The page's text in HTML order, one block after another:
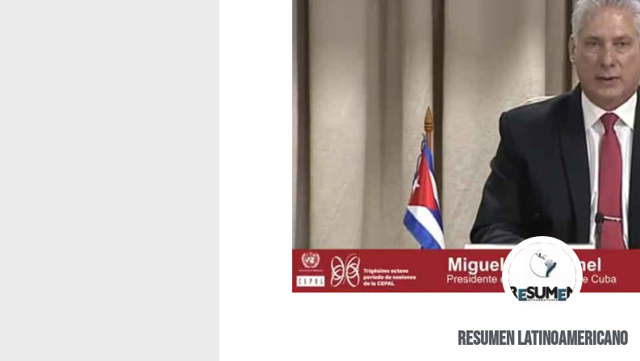
Resumen Latinoamericano